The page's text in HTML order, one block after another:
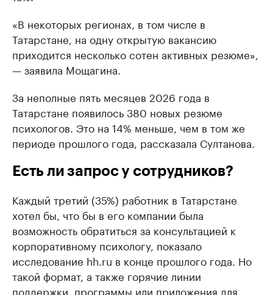
«В некоторых регионах, в том числе в
Татарстане, на одну открытую вакансию
приходится несколько сотен активных резюме»,
— заявила Мощагина.
За неполные пять месяцев 2026 года в
Татарстане появилось 380 новых резюме
психологов. Это на 14% меньше, чем в том же
периоде прошлого года, рассказала Султанова.
Есть ли запрос у сотрудников?
Каждый третий (35%) работник в Татарстане
хотел бы, что бы в его компании была
возможность обратиться за консультацией к
корпоративному психологу, показало
исследование hh.ru в конце прошлого года. Но
такой формат, а также горячие линии
поддержки, программы или приложения для